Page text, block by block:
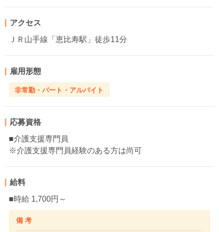
アクセス
ＪＲ山手線「恵比寿駅」徒歩11分
雇用形態
非常勤・パート・アルバイト
応募資格
■介護支援専門員
※介護支援専門員経験のある方は尚可
給料
■時給 1,700円～
備 考